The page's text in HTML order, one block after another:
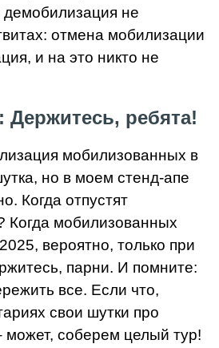
демобилизация не
отмена мобилизации
и на это никто не
Держитесь, ребята!
мобилизованных в
но в моем стенд-апе
Когда отпустят
Когда мобилизованных
вероятно, только при
парни. И помните:
все. Если что,
свои шутки про
соберем целый тур!